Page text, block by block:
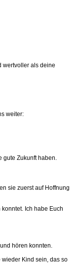
wertvoller als deine
weiter:
gute Zukunft haben.
sie zuerst auf Hoffnung
Ich habe Euch
hören konnten.
Kind sein, das so